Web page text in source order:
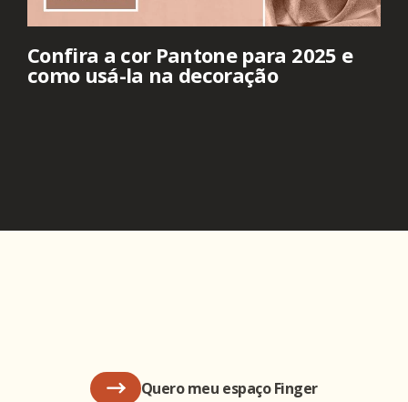
Confira a cor Pantone para 2025 e
como usá-la na decoração
Quero meu espaço Finger